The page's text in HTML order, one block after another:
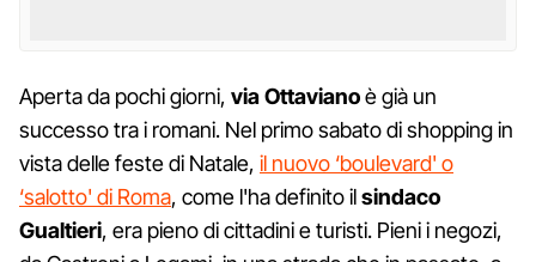
Aperta da pochi giorni, via Ottavianoè già un
successo tra i romani. Nel primo sabato di shopping in
vista delle feste di Natale, il nuovo ‘boulevard' o
‘salotto' di Roma, come l'ha definito ilsindaco
Gualtieri, era pieno di cittadini e turisti. Pieni i negozi,